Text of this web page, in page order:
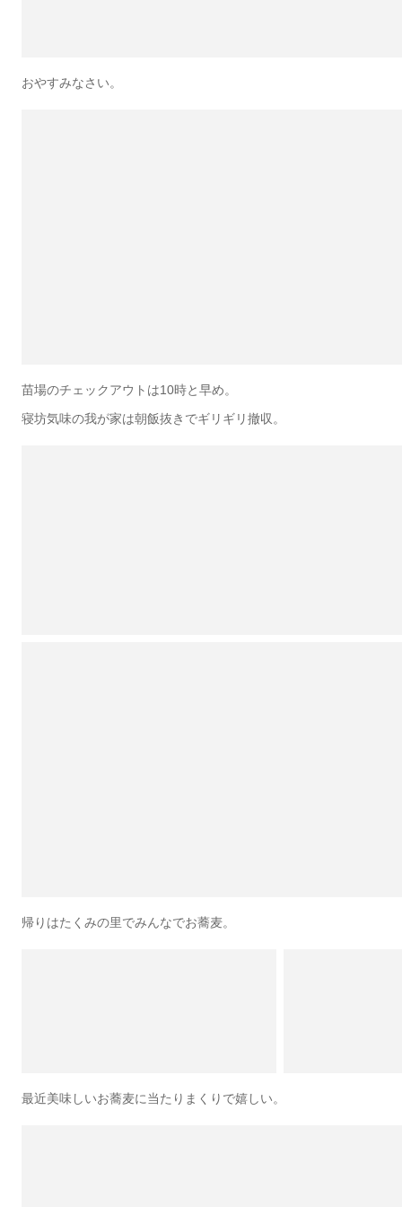
おやすみなさい。
苗場のチェックアウトは10時と早め。
寝坊気味の我が家は朝飯抜きでギリギリ撤収。
帰りはたくみの里でみんなでお蕎麦。
最近美味しいお蕎麦に当たりまくりで嬉しい。